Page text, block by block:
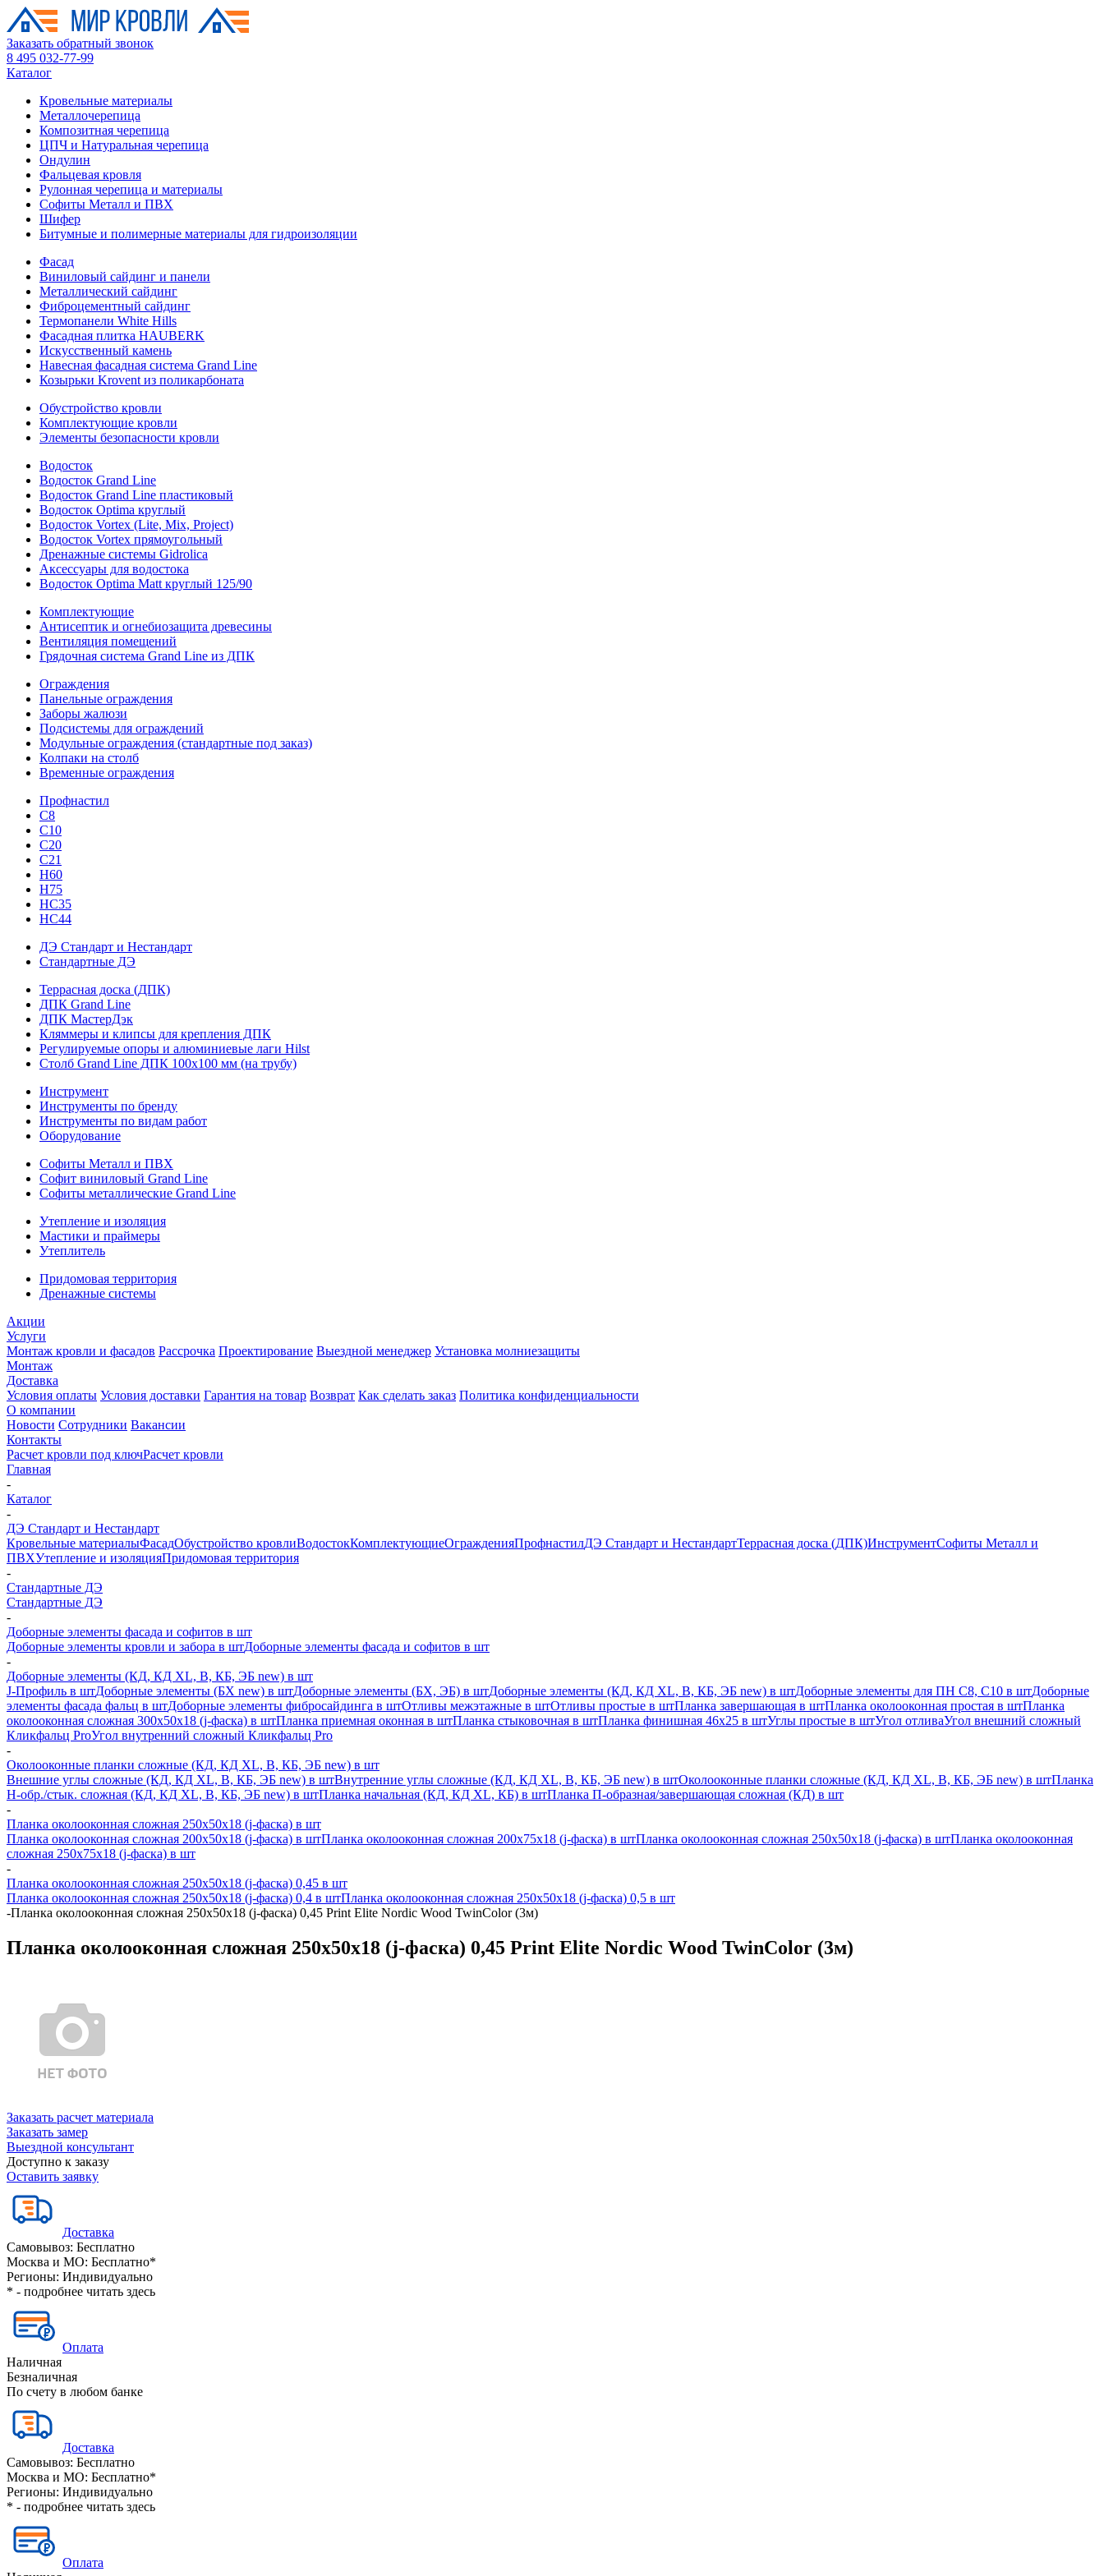
Заказать обратный звонок
8 495 032-77-99
Каталог
Кровельные материалы
Металлочерепица
Композитная черепица
ЦПЧ и Натуральная черепица
Ондулин
Фальцевая кровля
Рулонная черепица и материалы
Софиты Металл и ПВХ
Шифер
Битумные и полимерные материалы для гидроизоляции
Фасад
Виниловый сайдинг и панели
Металлический сайдинг
Фиброцементный сайдинг
Термопанели White Hills
Фасадная плитка HAUBERK
Искусственный камень
Навесная фасадная система Grand Line
Козырьки Krovent из поликарбоната
Обустройство кровли
Комплектующие кровли
Элементы безопасности кровли
Водосток
Водосток Grand Line
Водосток Grand Line пластиковый
Водосток Optima круглый
Водосток Vortex (Lite, Mix, Project)
Водосток Vortex прямоугольный
Дренажные системы Gidrolica
Аксессуары для водостока
Водосток Optima Matt круглый 125/90
Комплектующие
Антисептик и огнебиозащита древесины
Вентиляция помещений
Грядочная система Grand Line из ДПК
Ограждения
Панельные ограждения
Заборы жалюзи
Подсистемы для ограждений
Модульные ограждения (стандартные под заказ)
Колпаки на столб
Временные ограждения
Профнастил
С8
С10
С20
С21
H60
H75
HС35
НС44
ДЭ Стандарт и Нестандарт
Стандартные ДЭ
Террасная доска (ДПК)
ДПК Grand Line
ДПК МастерДэк
Кляммеры и клипсы для крепления ДПК
Регулируемые опоры и алюминиевые лаги Hilst
Столб Grand Line ДПК 100х100 мм (на трубу)
Инструмент
Инструменты по бренду
Инструменты по видам работ
Оборудование
Софиты Металл и ПВХ
Софит виниловый Grand Line
Софиты металлические Grand Line
Утепление и изоляция
Мастики и праймеры
Утеплитель
Придомовая территория
Дренажные системы
Акции
Услуги
Монтаж кровли и фасадов Рассрочка Проектирование Выездной менеджер Установка молниезащиты
Монтаж
Доставка
Условия оплаты Условия доставки Гарантия на товар Возврат Как сделать заказ Политика конфиденциальности
О компании
Новости Сотрудники Вакансии
Контакты
Расчет кровли под ключРасчет кровли
Главная
-
Каталог
-
ДЭ Стандарт и Нестандарт
Кровельные материалыФасадОбустройство кровлиВодостокКомплектующиеОгражденияПрофнастилДЭ Стандарт и НестандартТеррасная доска (ДПК)ИнструментСофиты Металл и
ПВХУтепление и изоляцияПридомовая территория
-
Стандартные ДЭ
Стандартные ДЭ
-
Доборные элементы фасада и софитов в шт
Доборные элементы кровли и забора в штДоборные элементы фасада и софитов в шт
-
Доборные элементы (КД, КД XL, В, КБ, ЭБ new) в шт
J-Профиль в штДоборные элементы (БХ new) в штДоборные элементы (БХ, ЭБ) в штДоборные элементы (КД, КД XL, В, КБ, ЭБ new) в штДоборные элементы для ПН С8, С10 в штДоборные
элементы фасада фальц в штДоборные элементы фибросайдинга в штОтливы межэтажные в штОтливы простые в штПланка завершающая в штПланка околооконная простая в штПланка
околооконная сложная 300х50х18 (j-фаска) в штПланка приемная оконная в штПланка стыковочная в штПланка финишная 46х25 в штУглы простые в штУгол отливаУгол внешний сложный
Кликфальц ProУгол внутренний сложный Кликфальц Pro
-
Околооконные планки сложные (КД, КД XL, В, КБ, ЭБ new) в шт
Внешние углы сложные (КД, КД XL, В, КБ, ЭБ new) в штВнутренние углы сложные (КД, КД XL, В, КБ, ЭБ new) в штОколооконные планки сложные (КД, КД XL, В, КБ, ЭБ new) в штПланка
H-обр./стык. сложная (КД, КД XL, В, КБ, ЭБ new) в штПланка начальная (КД, КД XL, КБ) в штПланка П-образная/завершающая сложная (КД) в шт
-
Планка околооконная сложная 250х50х18 (j-фаска) в шт
Планка околооконная сложная 200х50х18 (j-фаска) в штПланка околооконная сложная 200х75х18 (j-фаска) в штПланка околооконная сложная 250х50х18 (j-фаска) в штПланка околооконная
сложная 250х75х18 (j-фаска) в шт
-
Планка околооконная сложная 250х50х18 (j-фаска) 0,45 в шт
Планка околооконная сложная 250х50х18 (j-фаска) 0,4 в штПланка околооконная сложная 250х50х18 (j-фаска) 0,5 в шт
-Планка околооконная сложная 250х50х18 (j-фаска) 0,45 Print Elite Nordic Wood TwinColor (3м)
Планка околооконная сложная 250х50х18 (j-фаска) 0,45 Print Elite Nordic Wood TwinColor (3м)
Заказать расчет материала
Заказать замер
Выездной консультант
Доступно к заказу
Оставить заявку
Доставка
Самовывоз: Бесплатно
Москва и МО: Бесплатно*
Регионы: Индивидуально
* - подробнее читать здесь
Оплата
Наличная
Безналичная
По счету в любом банке
Доставка
Самовывоз: Бесплатно
Москва и МО: Бесплатно*
Регионы: Индивидуально
* - подробнее читать здесь
Оплата